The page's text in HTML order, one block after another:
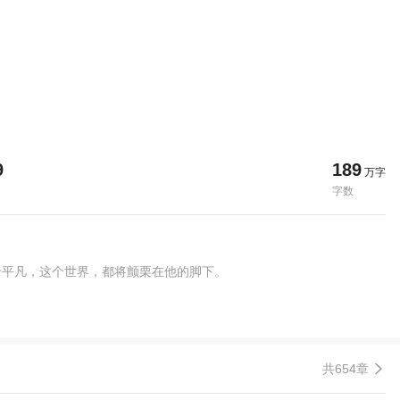
189 万字
字数
凡，这个世界，都将颤栗在他的脚下。
共654章